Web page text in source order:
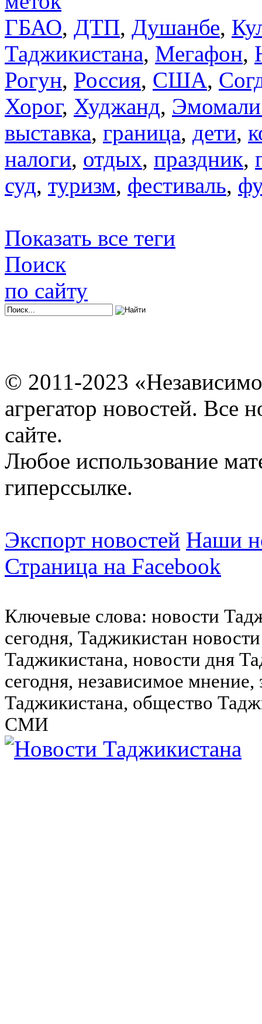
ГБАО, ДТП, Душанбе,
Таджикистана, Мегафон,
Рогун, Россия, США,
Хорог, Худжанд,
выставка, граница, дети,
налоги, отдых, праздник,
суд, туризм, фестиваль,
Показать все теги
Поиск
по сайту
© 2011-2023
агрегатор новостей. Все
сайте.
Любое использование
гиперссылке.
Экспорт новостей Наши
Страница на Facebook
Ключевые слова: новости
сегодня, Таджикистан
Таджикистана, новости дня
сегодня, независимое
Таджикистана, общество
СМИ